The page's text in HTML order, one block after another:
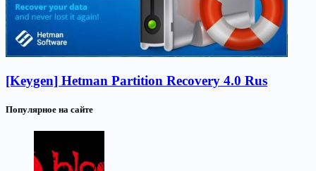
[Keygen] Hetman Partition Recovery 4.0 Rus
Популярное на сайте